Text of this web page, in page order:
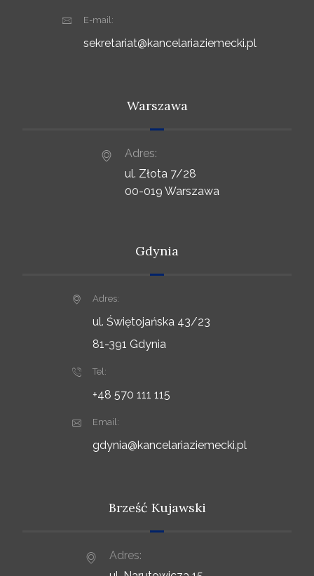
E-mail:
sekretariat@kancelariaziemecki.pl
Warszawa
Adres:
ul. Złota 7/28
00-019 Warszawa
Gdynia
Adres:
ul. Świętojańska 43/23
81-391 Gdynia
Tel:
+48 570 111 115
Email:
gdynia@kancelariaziemecki.pl
Brześć Kujawski
Adres: